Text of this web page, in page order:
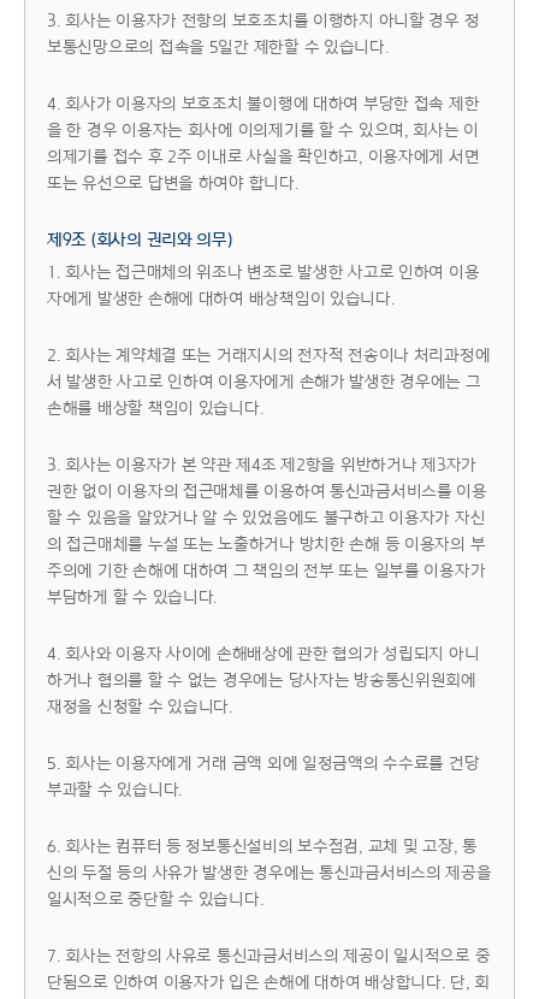
3. 회사는 이용자가 전항의 보호조치를 이행하지 아니할 경우 정
보통신망으로의 접속을 5일간 제한할 수 있습니다.
4. 회사가 이용자의 보호조치 불이행에 대하여 부당한 접속 제한
을 한 경우 이용자는 회사에 이의제기를 할 수 있으며, 회사는 이
의제기를 접수 후 2주 이내로 사실을 확인하고, 이용자에게 서면
또는 유선으로 답변을 하여야 합니다.
제9조 (회사의 권리와 의무)
1. 회사는 접근매체의 위조나 변조로 발생한 사고로 인하여 이용
자에게 발생한 손해에 대하여 배상책임이 있습니다.
2. 회사는 계약체결 또는 거래지시의 전자적 전송이나 처리과정에
서 발생한 사고로 인하여 이용자에게 손해가 발생한 경우에는 그
손해를 배상할 책임이 있습니다.
3. 회사는 이용자가 본 약관 제4조 제2항을 위반하거나 제3자가
권한 없이 이용자의 접근매체를 이용하여 통신과금서비스를 이용
할 수 있음을 알았거나 알 수 있었음에도 불구하고 이용자가 자신
의 접근매체를 누설 또는 노출하거나 방치한 손해 등 이용자의 부
주의에 기한 손해에 대하여 그 책임의 전부 또는 일부를 이용자가
부담하게 할 수 있습니다.
4. 회사와 이용자 사이에 손해배상에 관한 협의가 성립되지 아니
하거나 협의를 할 수 없는 경우에는 당사자는 방송통신위원회에
재정을 신청할 수 있습니다.
5. 회사는 이용자에게 거래 금액 외에 일정금액의 수수료를 건당
부과할 수 있습니다.
6. 회사는 컴퓨터 등 정보통신설비의 보수점검, 교체 및 고장, 통
신의 두절 등의 사유가 발생한 경우에는 통신과금서비스의 제공을
일시적으로 중단할 수 있습니다.
7. 회사는 전항의 사유로 통신과금서비스의 제공이 일시적으로 중
단됨으로 인하여 이용자가 입은 손해에 대하여 배상합니다. 단, 회